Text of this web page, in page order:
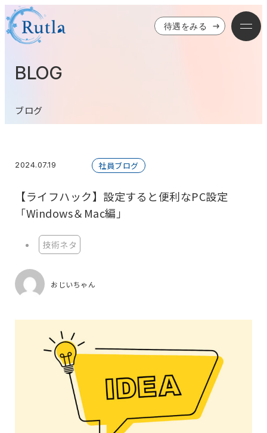
待遇をみる
BLOG
ブログ
2024.07.19 社員ブログ
【ライフハック】設定すると便利なPC設定
「Windows＆Mac編」
技術ネタ
おじいちゃん